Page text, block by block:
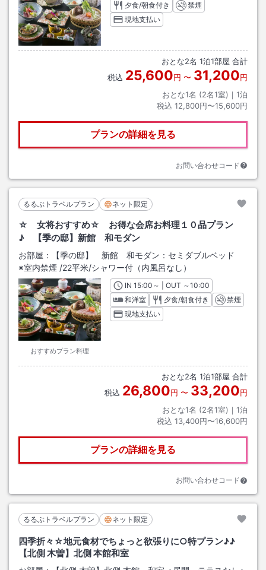
夕食/朝食付き
禁煙
現地支払い
おとな2名 1泊1部屋 合計
税込 25,600円 〜 31,200円
おとな1名 (2名1室)｜ 1泊
税込 12,800円〜15,600円
プランの詳細を見る
お問い合わせコード
るるぶトラベルプラン ネット限定
☆ 女将おすすめ☆ お得な会席お料理１０品プラン
♪ 【季の邸】新館 和モダン
お部屋：
【季の邸】 新館 和モダン：セミダブルベッド
※室内禁煙 /22平米/シャワー付（内風呂なし）
おすすめプラン料理
INチェックイン
15:00 ～ | OUT チェックアウト
～10:00
和洋室
夕食/朝食付き
禁煙
現地支払い
おとな2名 1泊1部屋 合計
税込 26,800円 〜 33,200円
おとな1名 (2名1室)｜ 1泊
税込 13,400円〜16,600円
プランの詳細を見る
お問い合わせコード
るるぶトラベルプラン ネット限定
四季折々☆地元食材でちょっと欲張りに○特プラン♪♪
【北側 木曽】北側 本館和室